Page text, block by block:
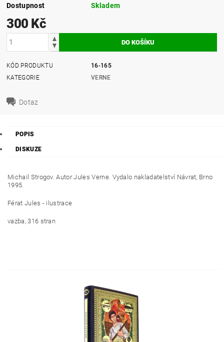
Dostupnost Skladem
300 Kč
KÓD PRODUKTU
16-165
KATEGORIE
VERNE
Dotaz
POPIS
DISKUZE
Michail Strogov. Autor Jules Verne. Vydalo nakladatelství Návrat, Brno
1995.
Férat Jules - ilustrace
vazba, 316 stran